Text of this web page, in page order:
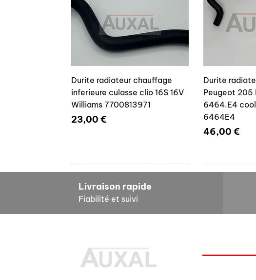
Durite radiateur chauffage
inferieure culasse clio 16S 16V
Williams 7700813971
Prix
23,00 €
Durite
Peugeot 205
6464.E4
6464E4
Prix
46,00 €
7700804635
Durite radiateur chauffage
Cale reglage gache coffre R5
Livraison rapide
Fiabilité et suivi